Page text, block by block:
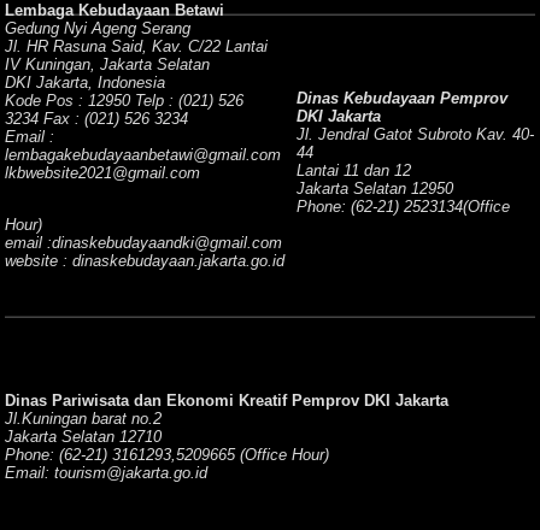
Lembaga Kebudayaan Betawi
Gedung Nyi Ageng Serang
Jl. HR Rasuna Said, Kav. C/22 Lantai
IV Kuningan, Jakarta Selatan
DKI Jakarta, Indonesia
Kode Pos : 12950 Telp : (021) 526
3234 Fax : (021) 526 3234
Email :
lembagakebudayaanbetawi@gmail.com
lkbwebsite2021@gmail.com
Dinas Kebudayaan Pemprov
DKI Jakarta
Jl. Jendral Gatot Subroto Kav. 40-
44
Lantai 11 dan 12
Jakarta Selatan 12950
Phone: (62-21) 2523134(Office
Hour)
email :dinaskebudayaandki@gmail.com
website : dinaskebudayaan.jakarta.go.id
Dinas Pariwisata dan Ekonomi Kreatif Pemprov DKI Jakarta
Jl.Kuningan barat no.2
Jakarta Selatan 12710
Phone: (62-21) 3161293,5209665 (Office Hour)
Email: tourism@jakarta.go.id